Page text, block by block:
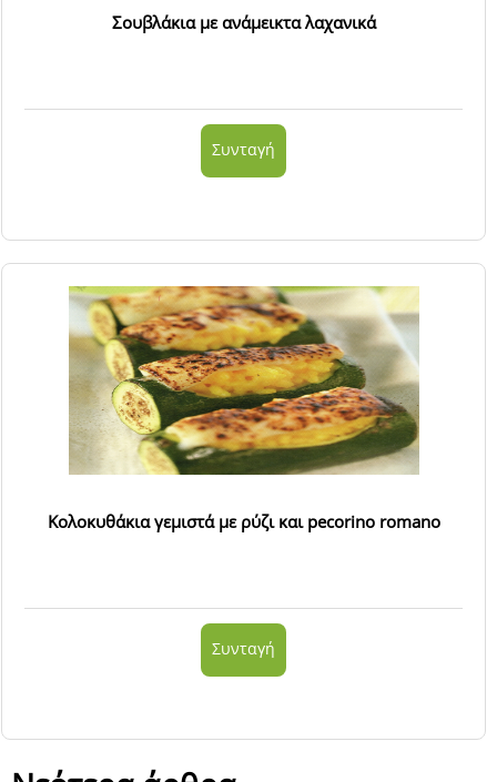
Σουβλάκια με ανάμεικτα λαχανικά
Συνταγή
Κολοκυθάκια γεμιστά με ρύζι και pecorino romano
Συνταγή